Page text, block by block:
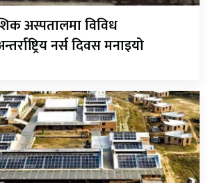
अस्पतालमा विविध
नर्स दिवस मनाइयो